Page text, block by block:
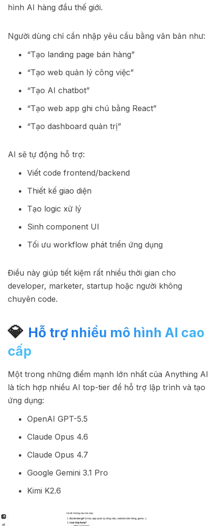
hình AI hàng đầu thế giới.
Người dùng chỉ cần nhập yêu cầu bằng văn bản như:
“Tạo landing page bán hàng”
“Tạo web quản lý công việc”
“Tạo AI chatbot”
“Tạo web app ghi chú bằng React”
“Tạo dashboard quản trị”
AI sẽ tự động hỗ trợ:
Viết code frontend/backend
Thiết kế giao diện
Tạo logic xử lý
Sinh component UI
Tối ưu workflow phát triển ứng dụng
Điều này giúp tiết kiệm rất nhiều thời gian cho
developer, marketer, startup hoặc người không
chuyên code.
💎 Hỗ trợ nhiều mô hình AI cao
cấp
Một trong những điểm mạnh lớn nhất của Anything AI
là tích hợp nhiều AI top-tier để hỗ trợ lập trình và tạo
ứng dụng:
OpenAI GPT-5.5
Claude Opus 4.6
Claude Opus 4.7
Google Gemini 3.1 Pro
Kimi K2.6